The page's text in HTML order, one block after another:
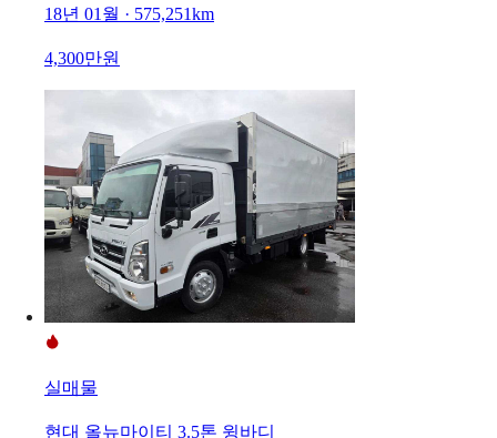
18년 01월 · 575,251km
4,300만원
실매물
현대 올뉴마이티 3.5톤 윙바디